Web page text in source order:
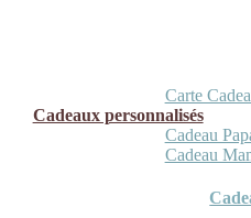
Carte
Cadeaux personnalisés
Cadeau
Cadeau